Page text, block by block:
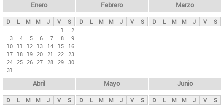
ds
p
n
c
i
p
Enero
D L M M J V
S
1
2
3
4 5 6 7 8
9
10 11 12 13 14 15
16
17 18 19 20 21 22 23
24 25 26 27 28 29 30
31
Febrero
D L M M J V S
Marzo
D L M M J V S
Abril
D L M M J V S
Mayo
D L M M J V S
Junio
D L M M J V S